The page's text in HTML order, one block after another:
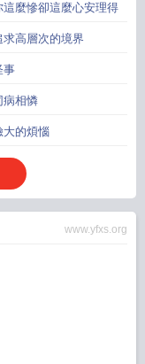
這麼慘卻這麼心安理得
求高層次的境界
事
病相憐
大的煩惱
www.yfxs.org